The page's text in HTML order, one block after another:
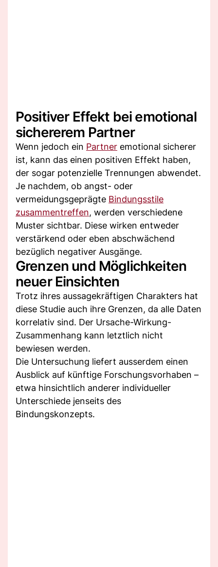
Positiver Effekt bei emotional
sichererem Partner
Wenn jedoch ein Partner emotional sicherer
ist, kann das einen positiven Effekt haben,
der sogar potenzielle Trennungen abwendet.
Je nachdem, ob angst- oder
vermeidungsgeprägte Bindungsstile
zusammentreffen, werden verschiedene
Muster sichtbar. Diese wirken entweder
verstärkend oder eben abschwächend
bezüglich negativer Ausgänge.
Grenzen und Möglichkeiten
neuer Einsichten
Trotz ihres aussagekräftigen Charakters hat
diese Studie auch ihre Grenzen, da alle Daten
korrelativ sind. Der Ursache-Wirkung-
Zusammenhang kann letztlich nicht
bewiesen werden.
Die Untersuchung liefert ausserdem einen
Ausblick auf künftige Forschungsvorhaben –
etwa hinsichtlich anderer individueller
Unterschiede jenseits des
Bindungskonzepts.